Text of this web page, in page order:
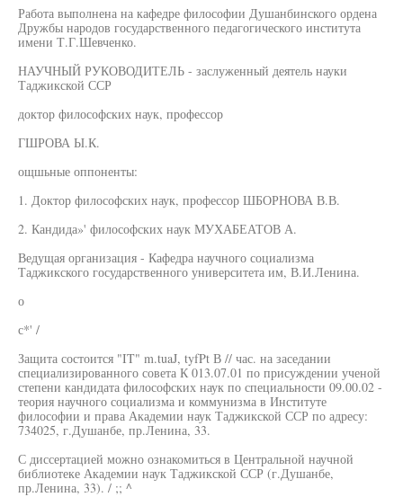
Работа выполнена на кафедре философии Душанбинского ордена
Дружбы народов государственного педагогического института
имени Т.Г.Шевченко.
НАУЧНЫЙ РУКОВОДИТЕЛЬ - заслуженный деятель науки
Таджикской ССР
доктор философских наук, профессор
ГШРОВА Ы.К.
ощшьные оппоненты:
1. Доктор философских наук, профессор ШБОРНОВА В.В.
2. Кандида»' философских наук МУХАБЕАТОВ А.
Ведущая организация - Кафедра научного социализма
Таджикского государственного университета им, В.И.Ленина.
о
с*' /
Защита состоится "IT" m.tuaJ, tyfPt В // час. на заседании
специализированного совета К 013.07.01 по присуждении ученой
степени кандидата философских наук по специальности 09.00.02 -
теория научного социализма и коммунизма в Институте
философии и права Академии наук Таджикской ССР по адресу:
734025, г.Душанбе, пр.Ленина, 33.
С диссертацией можно ознакомиться в Центральной научной
библиотеке Академии наук Таджикской ССР (г.Душанбе,
пр.Ленина, 33). / ;; ^